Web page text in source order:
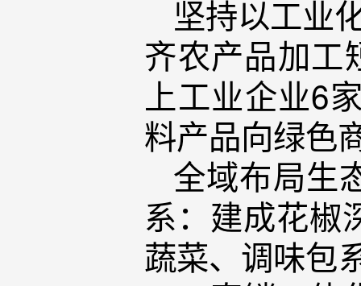
坚持以工业
齐农产品加工
上工业企业6
料产品向绿色
全域布局生
系：建成花椒
蔬菜、调味包